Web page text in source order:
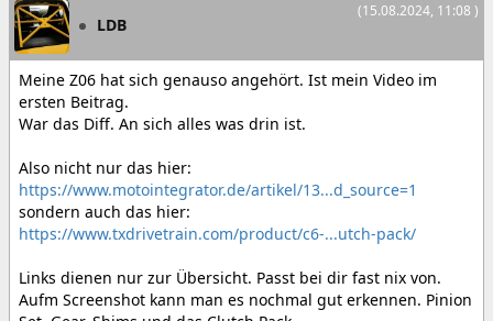
(15.08.2024, 11:08 )
LDB
Meine Z06 hat sich genauso angehört. Ist mein Video im
ersten Beitrag.
War das Diff. An sich alles was drin ist.
Also nicht nur das hier:
https://www.motointegrator.de/artikel/13...d_source=1
sondern auch das hier:
https://www.txdrivetrain.com/product/c6-...utch-pack/
Links dienen nur zur Übersicht. Passt bei dir fast nix von.
Aufm Screenshot kann man es nochmal gut erkennen. Pinion